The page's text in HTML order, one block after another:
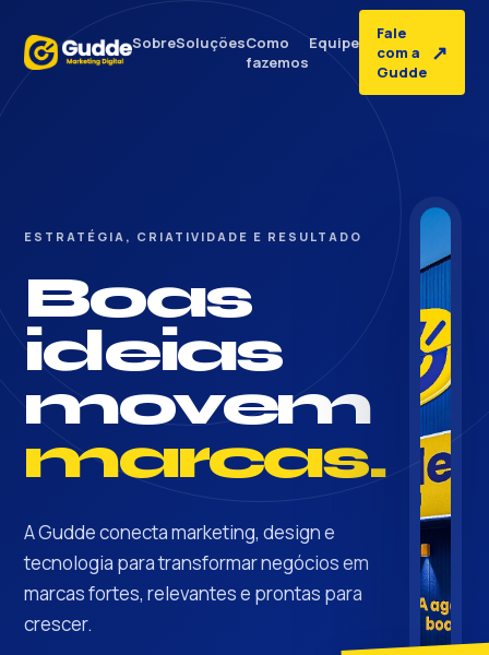
SobreSoluçõesComo
fazemos
Equipe
Fale
com a
Gudde
↗
ESTRATÉGIA, CRIATIVIDADE E RESULTADO
Boas
ideias
movem
marcas.
A Gudde conecta marketing, design e
tecnologia para transformar negócios em
marcas fortes, relevantes e prontas para
crescer.